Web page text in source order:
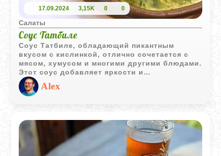
17.09.2024 3,15K 0 0
Салаты
Соус Татбиле
Соус Татбиле, обладающий пикантным
вкусом с кислинкой, отлично сочетается с
мясом, хумусом и многими другими блюдами.
Этот соус добавляет яркости и
насыщенности вкусу, делая каждое блюдо
более интересным и аппетитным.
Alex